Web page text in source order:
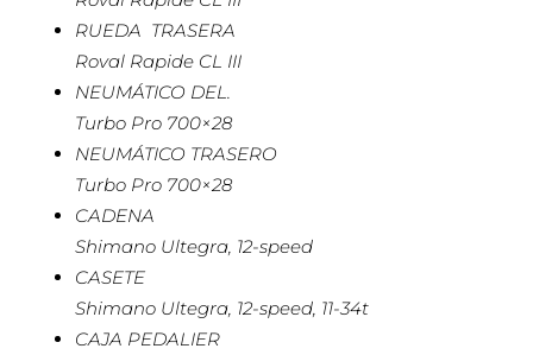
RUEDA TRASERA
Roval Rapide CL III
NEUMÁTICO DEL.
Turbo Pro 700×28
NEUMÁTICO TRASERO
Turbo Pro 700×28
CADENA
Shimano Ultegra, 12-speed
CASETE
Shimano Ultegra, 12-speed, 11-34t
CAJA PEDALIER